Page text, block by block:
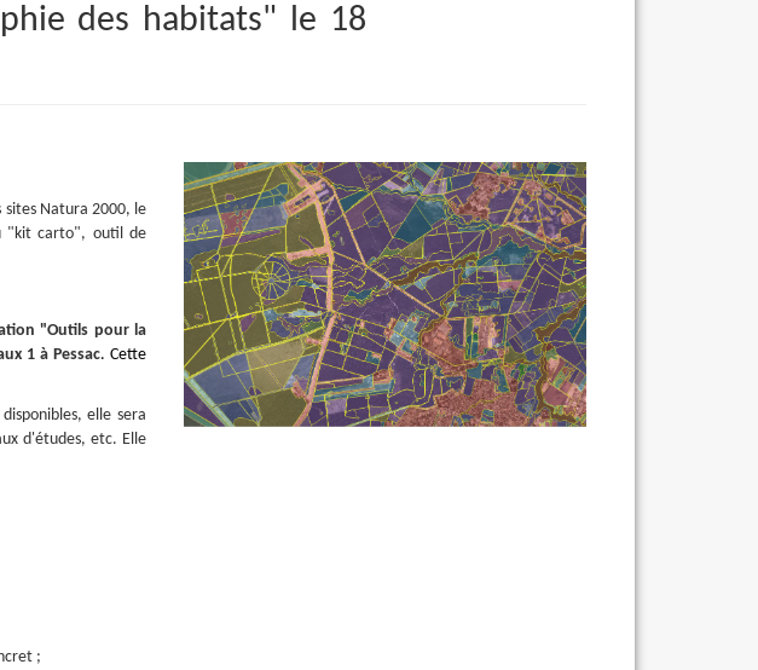
des habitats" le 18
sites Natura 2000, le
"kit carto", outil de
"Outils pour la
1 à Pessac. Cette
elle sera
d'études, etc. Elle
;